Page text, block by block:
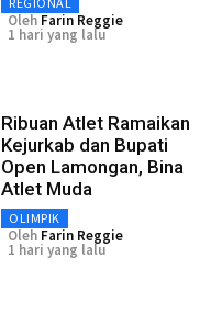
Oleh Farin Reggie
1 hari yang lalu
Ribuan Atlet Ramaikan
Kejurkab dan Bupati
Open Lamongan, Bina
Atlet Muda
OLIMPIK
Oleh Farin Reggie
1 hari yang lalu